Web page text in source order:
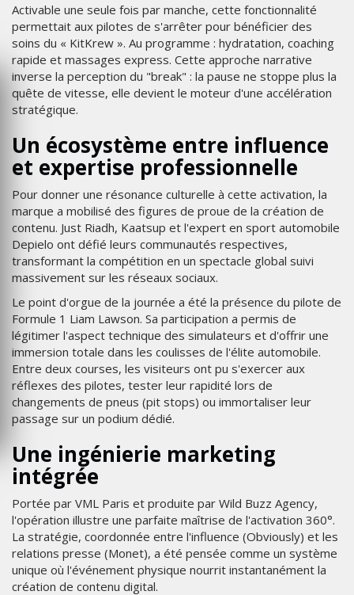
Activable une seule fois par manche, cette fonctionnalité
permettait aux pilotes de s'arrêter pour bénéficier des
soins du « KitKrew ». Au programme : hydratation, coaching
rapide et massages express. Cette approche narrative
inverse la perception du "break" : la pause ne stoppe plus la
quête de vitesse, elle devient le moteur d'une accélération
stratégique.
Un écosystème entre influence
et expertise professionnelle
Pour donner une résonance culturelle à cette activation, la
marque a mobilisé des figures de proue de la création de
contenu. Just Riadh, Kaatsup et l'expert en sport automobile
Depielo ont défié leurs communautés respectives,
transformant la compétition en un spectacle global suivi
massivement sur les réseaux sociaux.
Le point d'orgue de la journée a été la présence du pilote de
Formule 1 Liam Lawson. Sa participation a permis de
légitimer l'aspect technique des simulateurs et d'offrir une
immersion totale dans les coulisses de l'élite automobile.
Entre deux courses, les visiteurs ont pu s'exercer aux
réflexes des pilotes, tester leur rapidité lors de
changements de pneus (pit stops) ou immortaliser leur
passage sur un podium dédié.
Une ingénierie marketing
intégrée
Portée par VML Paris et produite par Wild Buzz Agency,
l'opération illustre une parfaite maîtrise de l'activation 360°.
La stratégie, coordonnée entre l'influence (Obviously) et les
relations presse (Monet), a été pensée comme un système
unique où l'événement physique nourrit instantanément la
création de contenu digital.